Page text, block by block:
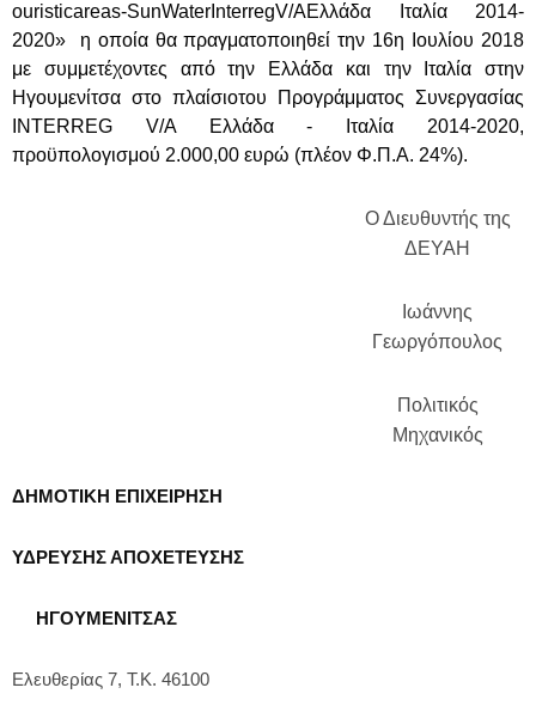
ouristicareas-SunWater InterregV/AΕλλάδα Ιταλία 2014‐
2020» η οποία θα πραγματοποιηθεί την 16η Ιουλίου 2018
με συμμετέχοντες από την Ελλάδα και την Ιταλία στην
Ηγουμενίτσα στο πλαίσιοτου Προγράμματος Συνεργασίας
INTERREG V/A Ελλάδα - Ιταλία 2014-2020,
προϋπολογισμού 2.000,00 ευρώ (πλέον Φ.Π.Α. 24%).
Ο Διευθυντής της
ΔΕΥΑΗ
Ιωάννης
Γεωργόπουλος
Πολιτικός
Μηχανικός
ΔΗΜΟΤΙΚΗ ΕΠΙΧΕΙΡΗΣΗ
ΥΔΡΕΥΣΗΣ ΑΠΟΧΕΤΕΥΣΗΣ
ΗΓΟΥΜΕΝΙΤΣΑΣ
Ελευθερίας 7, Τ.Κ. 46100